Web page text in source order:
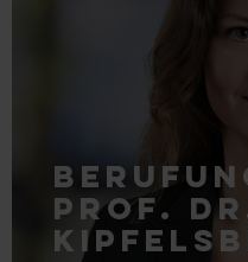
Prof.